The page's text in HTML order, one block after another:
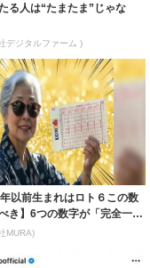
る人は“たまたま”じゃな
デジタルファーム )
年以前生まれはロト６この数
き】6つの数字が「完全一
...
MURA)